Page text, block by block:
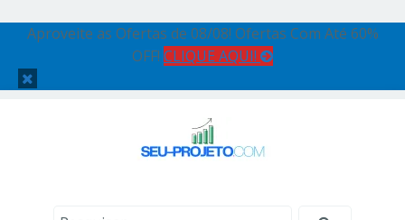
Aproveite as Ofertas de 08/08! Ofertas Com Até 60%
OFF! CLIQUE AQUI!